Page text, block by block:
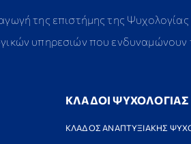
της επιστήμης της
υπηρεσιών που ενδυναμώνουν
ΚΛΑΔΟΙ ΨΥΧΟΛΟΓΙΑΣ
ΚΛΑΔΟΣ ΑΝΑΠΤΥΞΙΑΚΗΣ